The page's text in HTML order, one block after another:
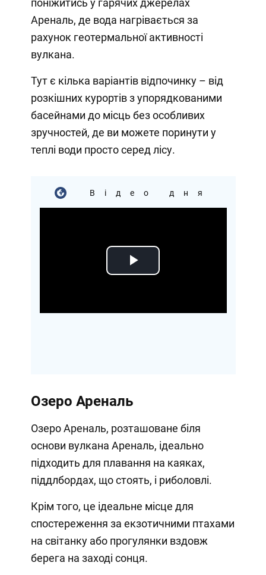
Ареналь, де вода нагрівається за
рахунок геотермальної активності
вулкана.
Тут є кілька варіантів відпочинку – від
розкішних курортів з упорядкованими
басейнами до місць без особливих
зручностей, де ви можете поринути у
теплі води просто серед лісу.
Відео дня
Play
Озеро Ареналь
Озеро Ареналь, розташоване біля
основи вулкана Ареналь, ідеально
підходить для плавання на каяках,
піддлбордах, що стоять, і риболовлі.
Крім того, це ідеальне місце для
спостереження за екзотичними птахами
на світанку або прогулянки вздовж
берега на заході сонця.